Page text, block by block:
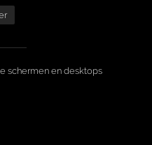
schermen en desktops